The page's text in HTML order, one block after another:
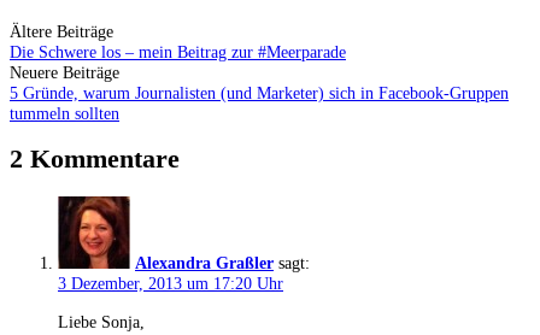
Ältere Beiträge
Die Schwere los – mein Beitrag zur #Meerparade
Neuere Beiträge
5 Gründe, warum Journalisten (und Marketer) sich in Facebook-Gruppen
tummeln sollten
2 Kommentare
Alexandra Graßler sagt:
3 Dezember, 2013 um 17:20 Uhr
Liebe Sonja,